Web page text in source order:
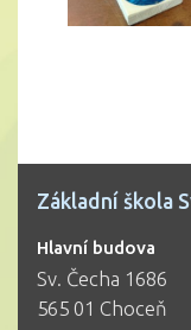
Základní škola
Hlavní budova
Sv. Čecha 1686
565 01 Choceň